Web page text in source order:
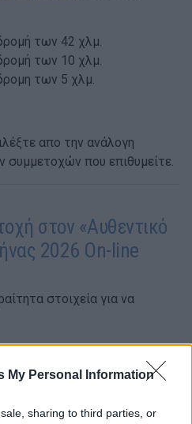
My Personal Information
sharing to third parties, or
των 42 χλμ.
των 10 χλμ.
των 5 χλμ.
απο την ανάλογη
που επιθυμείτε.
στον «Αυθεντικό
2026 On-line
στοιχεία για να